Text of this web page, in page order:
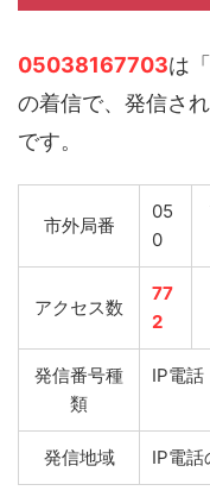
05038167703は「
の着信で、発信さ
です。
市外局番
05
0
アクセス数
77
2
発信番号種
類
IP電話
発信地域 IP電話